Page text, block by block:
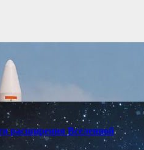
расширения Вселенной